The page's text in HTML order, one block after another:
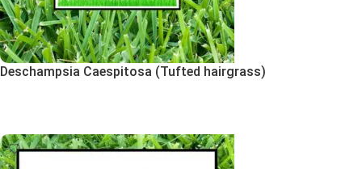
Deschampsia Caespitosa (Tufted hairgrass)